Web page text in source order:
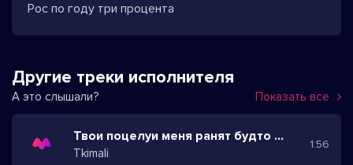
Рос по году три процента
Другие треки исполнителя
А это слышали? Показать все
Твои поцелуи меня ранят будто пули
Tkimali
1:56